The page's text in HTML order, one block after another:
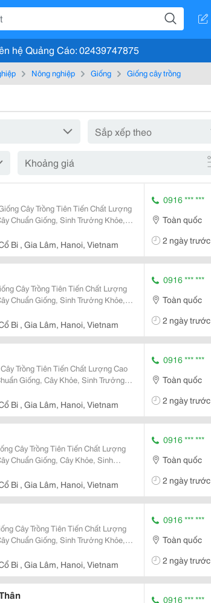
hệ Quảng Cáo: 02439747875
Nông nghiệp Giống Giống cây trồng
Khoảng giá
Cây Trồng Tiên Tiến Chất Lượng
Chuẩn Giống, Sinh Trưởng Khỏe,
Bi , Gia Lâm, Hanoi, Vietnam
0916 *** ***
Toàn quốc
2 ngày trước
Cây Trồng Tiên Tiến Chất Lượng
Chuẩn Giống, Sinh Trưởng Khỏe,
Bi , Gia Lâm, Hanoi, Vietnam
0916 *** ***
Toàn quốc
2 ngày trước
Trồng Tiên Tiến Chất Lượng Cao
Giống, Cây Khỏe, Sinh Trưởng
Bi , Gia Lâm, Hanoi, Vietnam
0916 *** ***
Toàn quốc
2 ngày trước
Cây Trồng Tiên Tiến Chất Lượng
Chuẩn Giống, Cây Khỏe, Sinh
Cây...
Bi , Gia Lâm, Hanoi, Vietnam
0916 *** ***
Toàn quốc
2 ngày trước
Cây Trồng Tiên Tiến Chất Lượng
Chuẩn Giống, Sinh Trưởng Khỏe,
Bi , Gia Lâm, Hanoi, Vietnam
0916 *** ***
Toàn quốc
2 ngày trước
0916 *** ***